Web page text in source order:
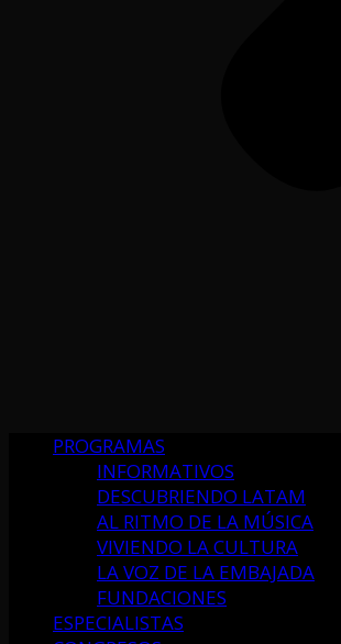
PROGRAMAS
INFORMATIVOS
DESCUBRIENDO LATAM
AL RITMO DE LA MÚSICA
VIVIENDO LA CULTURA
LA VOZ DE LA EMBAJADA
FUNDACIONES
ESPECIALISTAS